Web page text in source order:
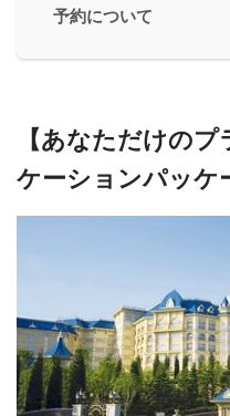
予約について
【あなただけの
ケーションパッケ